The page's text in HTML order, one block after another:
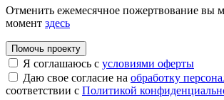
Отменить ежемесячное пожертвование вы
момент здесь
Помочь проекту
Я соглашаюсь с условиями оферты
Даю свое согласие на обработку
соответствии с Политикой